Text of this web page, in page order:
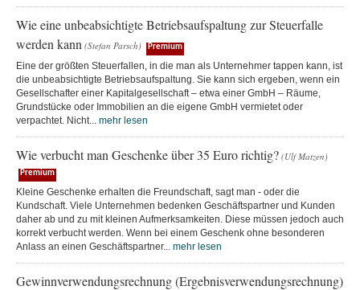
Wie eine unbeabsichtigte Betriebsaufspaltung zur Steuerfalle
werden kann (Stefan Parsch) Premium
Eine der größten Steuerfallen, in die man als Unternehmer tappen kann, ist
die unbeabsichtigte Betriebsaufspaltung. Sie kann sich ergeben, wenn ein
Gesellschafter einer Kapitalgesellschaft – etwa einer GmbH – Räume,
Grundstücke oder Immobilien an die eigene GmbH vermietet oder
verpachtet. Nicht... mehr lesen
Wie verbucht man Geschenke über 35 Euro richtig? (Ulf Matzen)
Premium
Kleine Geschenke erhalten die Freundschaft, sagt man - oder die
Kundschaft. Viele Unternehmen bedenken Geschäftspartner und Kunden
daher ab und zu mit kleinen Aufmerksamkeiten. Diese müssen jedoch auch
korrekt verbucht werden. Wenn bei einem Geschenk ohne besonderen
Anlass an einen Geschäftspartner... mehr lesen
Gewinnverwendungsrechnung (Ergebnisverwendungsrechnung)